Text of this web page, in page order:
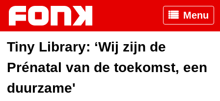
Menu
Tiny Library: ‘Wij zijn de
Prénatal van de toekomst, een
duurzame'